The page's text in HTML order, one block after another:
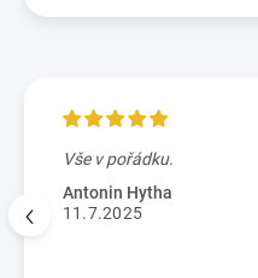
Vše v pořádku.
Antonin Hytha
11.7.2025